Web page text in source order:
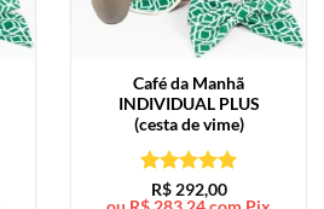
Café da Manhã
INDIVIDUAL PLUS
(cesta de vime)
Avaliação5
R$292,00